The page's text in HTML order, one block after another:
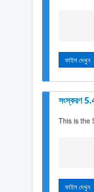
ফাইল দেখুন
সংস্করণ
This is the
ফাইল দেখুন